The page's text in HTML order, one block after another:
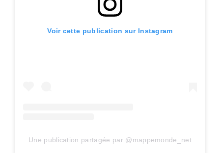
Voir cette publication sur Instagram
Une publication partagée par @mappemonde_net